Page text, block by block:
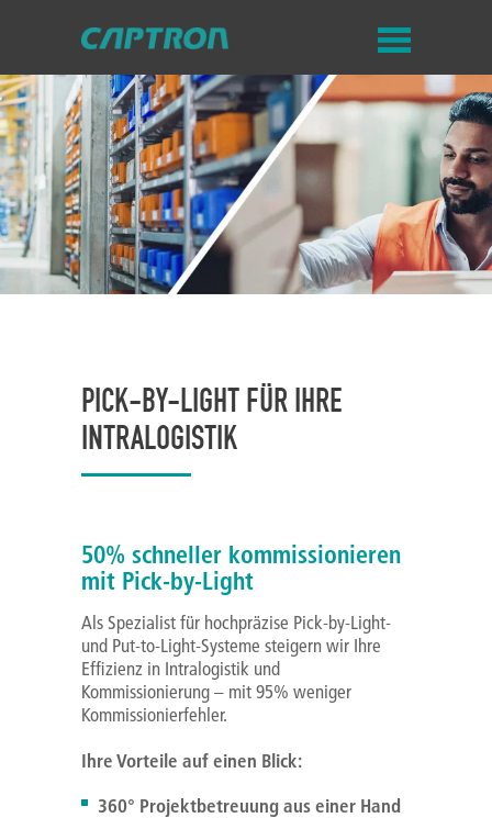
PICK-BY-LIGHT FÜR IHRE
INTRALOGISTIK
50% schneller kommissionieren
mit Pick-by-Light
Als Spezialist für hochpräzise Pick-by-Light-
und Put-to-Light-Systeme steigern wir Ihre
Effizienz in Intralogistik und
Kommissionierung – mit 95% weniger
Kommissionierfehler.
Ihre Vorteile auf einen Blick:
360° Projektbetreuung aus einer Hand